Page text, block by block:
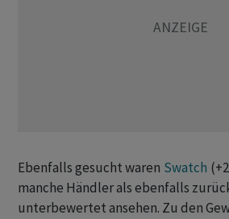
Ebenfalls gesucht waren Swatch
manche Händler als ebenfalls
unterbewertet ansehen. Zu den